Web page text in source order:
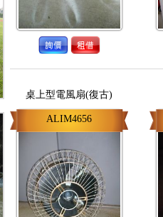
桌上型電風扇(復古)
ALIM4656